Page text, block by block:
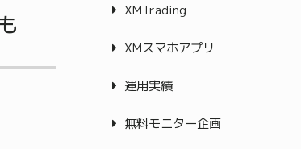
XMTrading
XMスマホアプリ
運用実績
無料モニター企画